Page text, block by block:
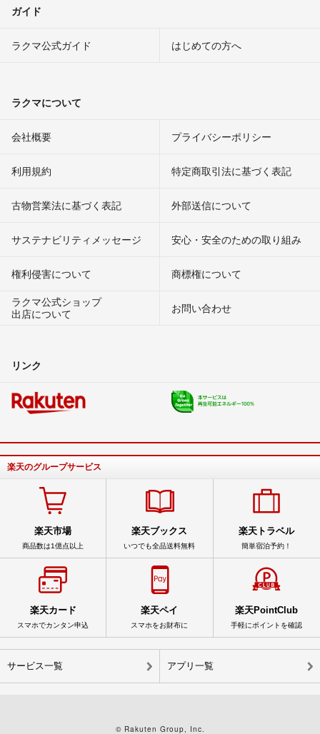
ガイド
ラクマ公式ガイド はじめての方へ
ラクマについて
会社概要 プライバシーポリシー
利用規約 特定商取引法に基づく表記
古物営業法に基づく表記 外部送信について
サステナビリティメッセージ 安心・安全のための取り組み
権利侵害について
商標権について
ラクマ公式ショップ
出店について
お問い合わせ
リンク
楽天のグループサービス
楽天市場
商品数は1億点以上
楽天ブックス
いつでも全品送料無料
楽天トラベル
簡単宿泊予約！
楽天カード
スマホでカンタン申込
楽天ペイ
スマホをお財布に
楽天PointClub
手軽にポイントを確認
サービス一覧 アプリ一覧
© Rakuten Group, Inc.